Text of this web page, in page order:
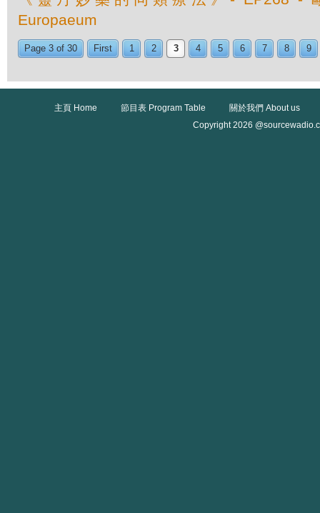
Europaeum
Page 3 of 30 First 1 2 3 4 5 6 7 8 9
主頁 Home 節目表 Program Table
關於我們 About us
Copyright 2026